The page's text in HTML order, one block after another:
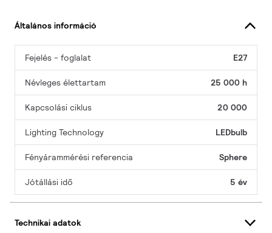
Általános információ
Fejelés - foglalat E27
Névleges élettartam 25 000 h
Kapcsolási ciklus 20 000
Lighting Technology LEDbulb
Fényárammérési referencia Sphere
Jótállási idő 5 év
Technikai adatok